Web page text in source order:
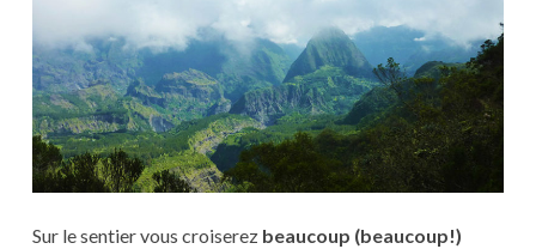
Sur le sentier vous croiserez beaucoup (beaucoup!)